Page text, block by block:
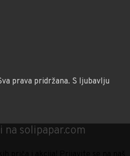
prava pridržana. S ljubavlju
na solipapar.com